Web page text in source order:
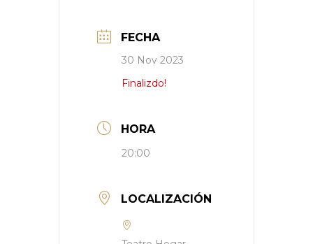
FECHA
30 Nov 2023
Finalizdo!
HORA
20:00
LOCALIZACIÓN